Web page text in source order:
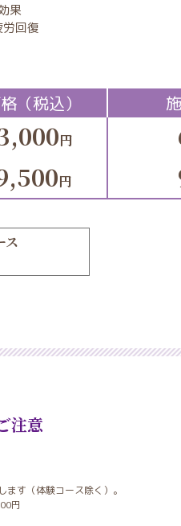
果
回復
（税込）
円
円
ス
注意
す（体験コース除く）。
円